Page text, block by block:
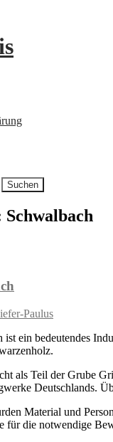
Paulus
ein bedeutendes
als Teil der Grube
Deutschlands.
Material und
für die notwendige